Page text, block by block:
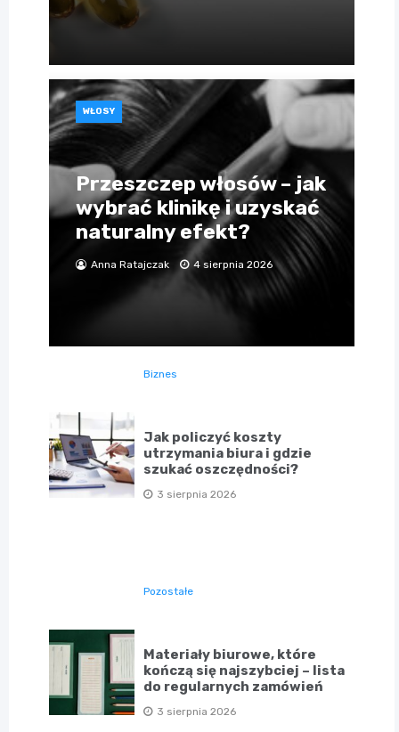
WŁOSY
Przeszczep włosów – jak
wybrać klinikę i uzyskać
naturalny efekt?
Anna Ratajczak 4 sierpnia 2026
Biznes
Jak policzyć koszty
utrzymania biura i gdzie
szukać oszczędności?
3 sierpnia 2026
Pozostałe
Materiały biurowe, które
kończą się najszybciej – lista
do regularnych zamówień
3 sierpnia 2026